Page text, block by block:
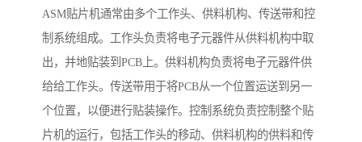
ASM贴片机通常由多个工作头、供料机构、传送带和控
制系统组成。工作头负责将电子元器件从供料机构中取
出，并地贴装到PCB上。供料机构负责将电子元器件供
给给工作头。传送带用于将PCB从一个位置运送到另一
个位置，以便进行贴装操作。控制系统负责控制整个贴
片机的运行，包括工作头的移动、供料机构的供料和传